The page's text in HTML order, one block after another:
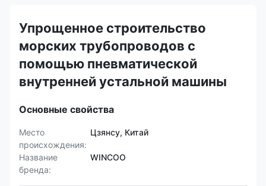
Упрощенное строительство
морских трубопроводов с
помощью пневматической
внутренней устальной машины
Основные свойства
Место
происхождения:
Цзянсу, Китай
Название
бренда:
WINCOO